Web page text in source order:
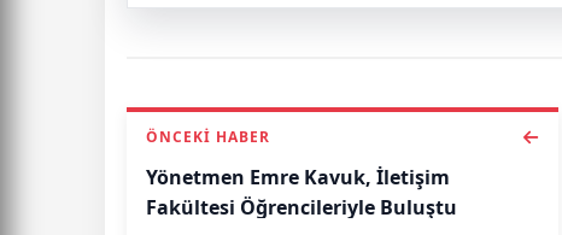
ÖNCEKI HABER
Yönetmen Emre Kavuk, İletişim
Fakültesi Öğrencileriyle Buluştu